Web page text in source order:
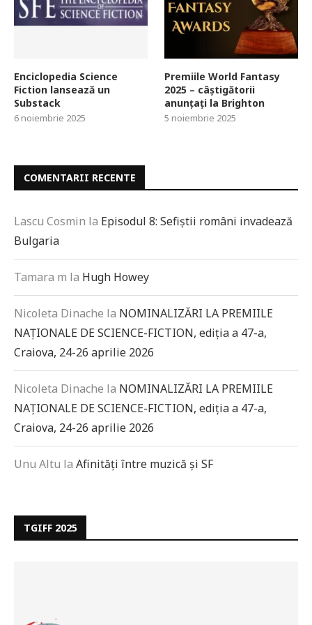
Enciclopedia Science
Fiction lansează un
Substack
6 noiembrie 2025
Premiile World Fantasy
2025 – câștigătorii
anunțați la Brighton
5 noiembrie 2025
COMENTARII RECENTE
Lascu Cosmin la Episodul 8: Sefiștii români invadează
Bulgaria
Tamara m la Hugh Howey
Nicoleta Dinache la NOMINALIZĂRI LA PREMIILE
NAȚIONALE DE SCIENCE-FICTION, ediția a 47-a,
Craiova, 24-26 aprilie 2026
Nicoleta Dinache la NOMINALIZĂRI LA PREMIILE
NAȚIONALE DE SCIENCE-FICTION, ediția a 47-a,
Craiova, 24-26 aprilie 2026
Unu Altu la Afinități între muzică și SF
TGIFF 2025